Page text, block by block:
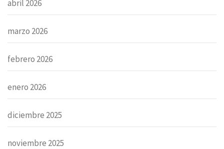
abril 2026
marzo 2026
febrero 2026
enero 2026
diciembre 2025
noviembre 2025